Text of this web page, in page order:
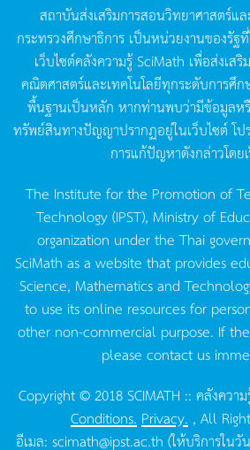
สถาบันส่งเสริมการสอนวิทยาศาสตร์แล
กระทรวงศึกษาธิการ เป็นหน่วยงานของรัฐ
เว็บไซต์คลังความรู้SciMath เพื่อส่งเส
คณิตศาสตร์และเทคโนโลยีทุกระดับการศึก
พื้นฐานเป็นหลัก หากท่านพบว่ามีข้อมูลห
ทรัพย์สินทางปัญญาปรากฏอยู่ในเว็บไซต์โ
การแก้ปัญหาดังกล่าวโดย
The Institute for the Promotion of
Technology (IPST), Ministry of
organization under the Thai
SciMath as a website that provides
Science, Mathematics and
to use its online resources for
other non-commercial purpose. If
please contact us
Copyright © 2018 SCIMATH :: คลังควา
Conditions. Privacy. , All
อีเมล: scimath@ipst.ac.th (ให้บริการในวั